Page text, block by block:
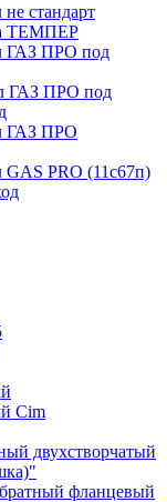
стандарт
ТЕМПЕР
ГАЗ ПРО под
ГАЗ ПРО под
ГАЗ ПРО
PRO (11с67п)
Cim
двухстворчатый
фланцевый